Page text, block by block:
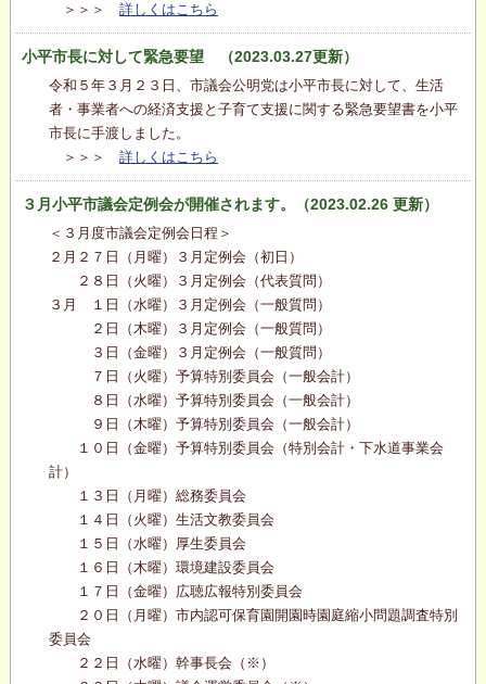
＞＞＞ 詳しくはこちら
小平市長に対して緊急要望 （2023.03.27更新）
令和５年３月２３日、市議会公明党は小平市長に対して、生活
者・事業者への経済支援と子育て支援に関する緊急要望書を小平
市長に手渡しました。
＞＞＞ 詳しくはこちら
３月小平市議会定例会が開催されます。（2023.02.26 更新）
＜３月度市議会定例会日程＞
２月２７日（月曜）３月定例会（初日）
２８日（火曜）３月定例会（代表質問）
３月 １日（水曜）３月定例会（一般質問）
２日（木曜）３月定例会（一般質問）
３日（金曜）３月定例会（一般質問）
７日（火曜）予算特別委員会（一般会計）
８日（水曜）予算特別委員会（一般会計）
９日（木曜）予算特別委員会（一般会計）
１０日（金曜）予算特別委員会（特別会計・下水道事業会
計）
１３日（月曜）総務委員会
１４日（火曜）生活文教委員会
１５日（水曜）厚生委員会
１６日（木曜）環境建設委員会
１７日（金曜）広聴広報特別委員会
２０日（月曜）市内認可保育園開園時園庭縮小問題調査特別
委員会
２２日（水曜）幹事長会（※）